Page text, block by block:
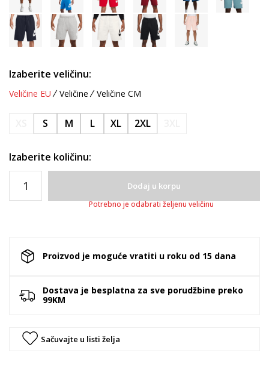
Izaberite veličinu:
Veličine EU Veličine Veličine CM
S M L XL 2XL
Izaberite količinu:
Dodaj u korpu
Potrebno je odabrati željenu veličinu
Proizvod je moguće vratiti u roku od 15 dana
Dostava je besplatna za sve porudžbine preko
99KM
Sačuvajte u listi želja